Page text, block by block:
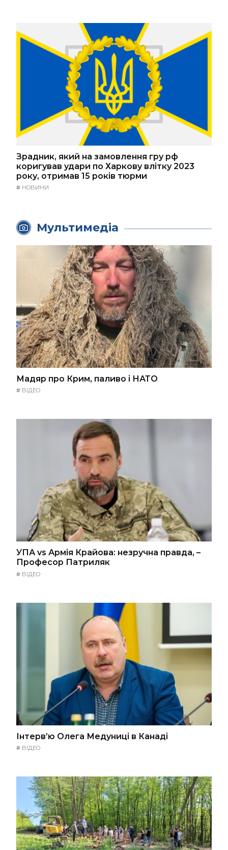
Зрадник, який на замовлення гру рф
коригував удари по Харкову влітку 2023
року, отримав 15 років тюрми
# НОВИНИ
Мультимедіа
Мадяр про Крим, паливо і НАТО
# ВІДЕО
УПА vs Армія Крайова: незручна правда, –
Професор Патриляк
# ВІДЕО
Інтерв’ю Олега Медуниці в Канаді
# ВІДЕО